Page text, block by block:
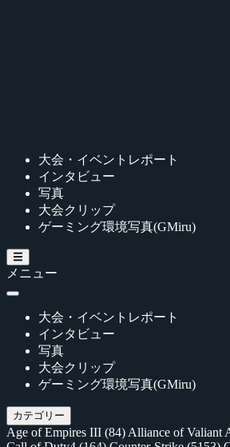
大会・イベントレポート
インタビュー
写真
大会クリップ
ゲーミング環境写真(GMiru)
メニュー
大会・イベントレポート
インタビュー
写真
大会クリップ
ゲーミング環境写真(GMiru)
カテゴリー
Age of Empires III (84) Alliance of Valiant